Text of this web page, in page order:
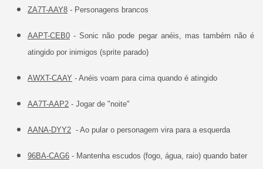
ZA7T-AAY8- Personagens brancos
AAPT-CEB0- Sonic não pode pegar anéis, mas também não é
atingido por inimigos (sprite parado)
AWXT-CAAY - Anéis voam para cima quando é atingido
AA7T-AAP2- Jogar de "noite"
AANA-DYY2- Ao pular o personagem vira para a esquerda
96BA-CAG6- Mantenha escudos (fogo, água, raio) quando bater